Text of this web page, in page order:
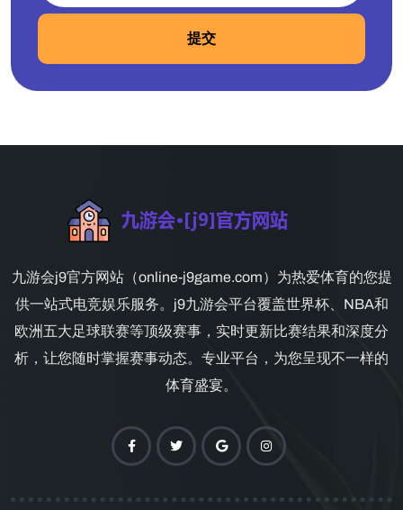
提交
九游会j9官方网站（online-j9game.com）为热爱体育的您提
供一站式电竞娱乐服务。j9九游会平台覆盖世界杯、NBA和
欧洲五大足球联赛等顶级赛事，实时更新比赛结果和深度分
析，让您随时掌握赛事动态。专业平台，为您呈现不一样的
体育盛宴。